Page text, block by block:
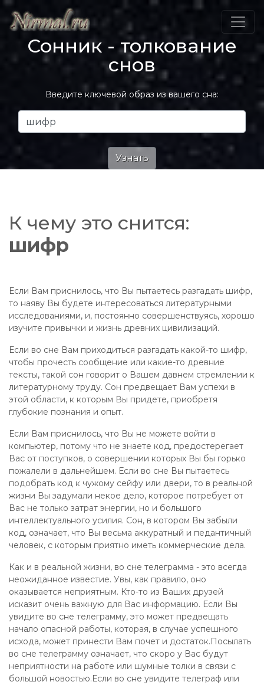
Сонник - толкование
снов
Введите ключевой образ из вашего сна:
К чему это снится:
шифр
Если Вам приснилось, что Вы пытаетесь разгадать шифр,
то наяву Вы будете интересоваться литературными
исследованиями, и, постоянно совершенствуясь, хорошо
изучите привычки и жизнь древних цивилизаций.
Если во сне Вам приходиться разгадать какой-то шифр,
чтобы прочесть сообщение или какие-то древние
тексты, такой сон говорит о Вашем давнем стремлении к
литературному труду. Сон предвещает Вам успехи в
этой области, к которым Вы придете, приобретя
глубокие познания и опыт.
Если Вам приснилось, что Вы не можете войти в
компьютер, потому что не знаете код, предостерегает
Вас от поступков, о совершении которых Вы бы горько
пожалели в дальнейшем. Если во сне Вы пытаетесь
подобрать код к чужому сейфу или двери, то в реальной
жизни Вы задумали некое дело, которое потребует от
Вас не только затрат энергии, но и большого
интеллектуального усилия. Сон, в котором Вы забыли
код, означает, что Вы весьма аккуратный и педантичный
человек, с которым приятно иметь коммерческие дела.
Как и в реальной жизни, во сне телеграмма - это всегда
неожиданное известие. Увы, как правило, оно
оказывается неприятным. Кто-то из Ваших друзей
исказит очень важную для Вас информацию. Если Вы
увидите во сне телеграмму, это может предвещать
начало опасной работы, которая, в случае успешного
исхода, может принести Вам почет и достаток.Посылать
во сне телеграмму означает, что скоро у Вас будут
неприятности на работе или шумные толки в связи с
большой новостью.Если во сне увидите телеграф или